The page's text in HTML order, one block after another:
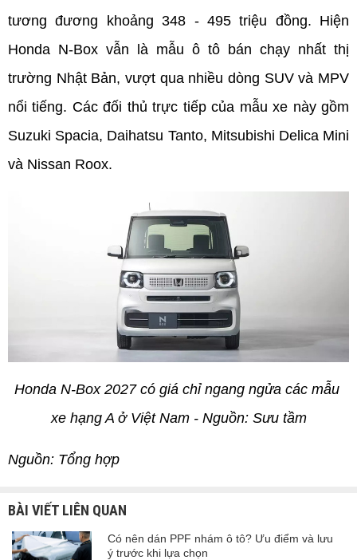
tương đương khoảng 348 - 495 triệu đồng. Hiện
Honda N-Box vẫn là mẫu ô tô bán chạy nhất thị
trường Nhật Bản, vượt qua nhiều dòng SUV và MPV
nổi tiếng. Các đối thủ trực tiếp của mẫu xe này gồm
Suzuki Spacia, Daihatsu Tanto, Mitsubishi Delica Mini
và Nissan Roox.
Honda N-Box 2027 có giá chỉ ngang ngửa các mẫu
xe hạng A ở Việt Nam - Nguồn: Sưu tầm
Nguồn: Tổng hợp
BÀI VIẾT LIÊN QUAN
Có nên dán PPF nhám ô tô? Ưu điểm và lưu
ý trước khi lựa chọn